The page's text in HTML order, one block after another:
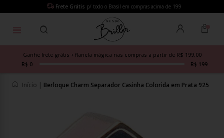
Frete Grátis p/ todo o Brasil em compras acima de 199
Ganhe frete grátis + flanela mágica nas compras a partir de R$ 199,00
R$ 0
R$ 199
Início | Berloque Charm Separador Casinha Colorida em Prata 925